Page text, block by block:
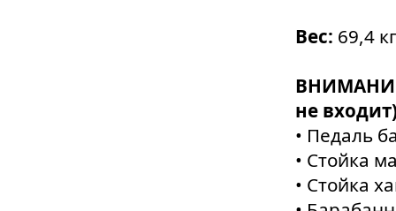
Вес: 69,4 кг
не
• Педаль
• Cтойка
• Cтойка